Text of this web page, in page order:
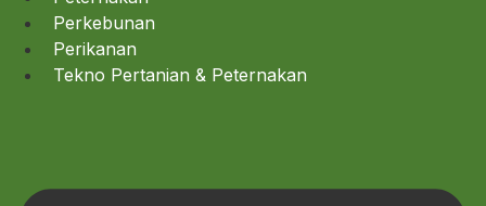
Perkebunan
Perikanan
Tekno Pertanian & Peternakan